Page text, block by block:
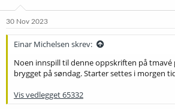
e
30 Nov 2023
Einar Michelsen skrev:
Noen innspill til denne oppskriften på tmavé
brygget på søndag. Starter settes i morgen
Vis vedlegget 65332